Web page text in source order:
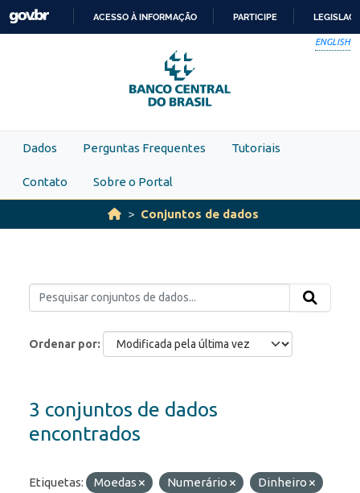
Skip to main content
PARA
O
CONTEÚDO
ACESSO À INFORMAÇÃO PARTICIPE
ENGLISH
Dados Perguntas Frequentes Tutoriais
Contato Sobre o Portal
Conjuntos de dados
Ordenar por
3 conjuntos de dados
encontrados
Etiquetas: Moedas Numerário
Dinheiro